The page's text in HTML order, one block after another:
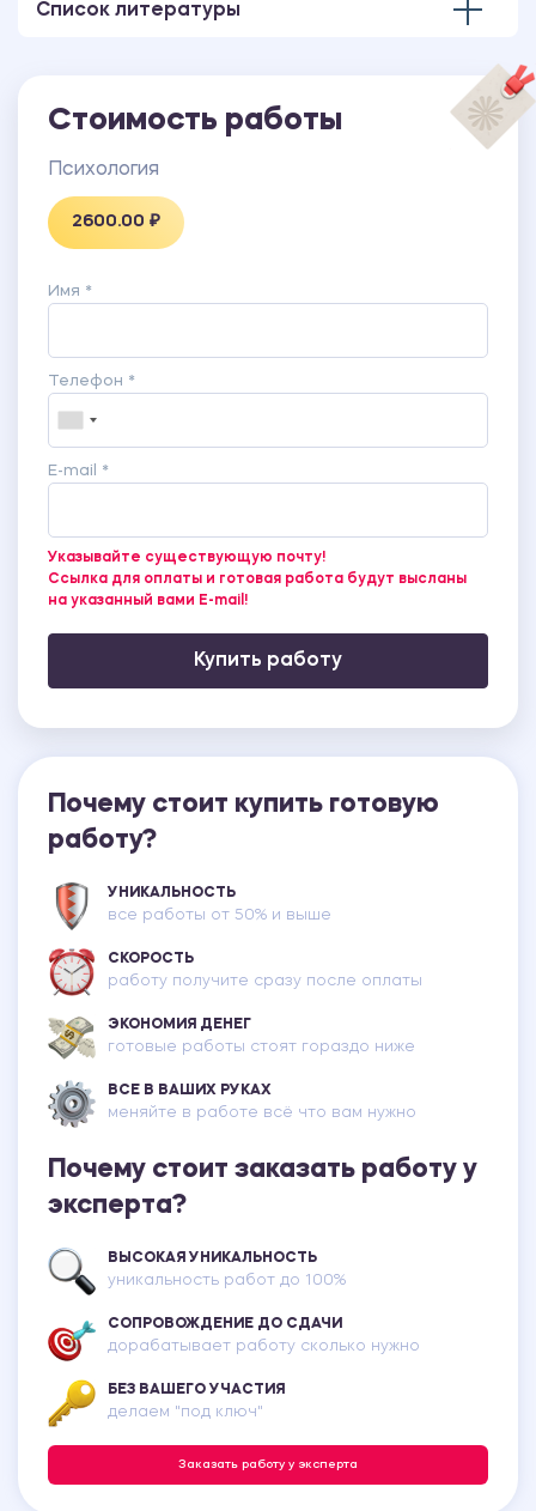
Список литературы
Стоимость работы
Психология
2600.00 ₽
Имя *
Телефон *
E-mail *
Указывайте существующую почту!
Ссылка для оплаты и готовая работа будут высланы
на указанный вами E-mail!
Купить работу
Почему стоит купить готовую
работу?
УНИКАЛЬНОСТЬ
все работы от 50% и выше
СКОРОСТЬ
работу получите сразу после оплаты
ЭКОНОМИЯ ДЕНЕГ
готовые работы стоят гораздо ниже
ВСЕ В ВАШИХ РУКАХ
меняйте в работе всё что вам нужно
Почему стоит заказать работу у
эксперта?
ВЫСОКАЯ УНИКАЛЬНОСТЬ
уникальность работ до 100%
СОПРОВОЖДЕНИЕ ДО СДАЧИ
дорабатывает работу сколько нужно
БЕЗ ВАШЕГО УЧАСТИЯ
делаем "под ключ"
Заказать работу у эксперта